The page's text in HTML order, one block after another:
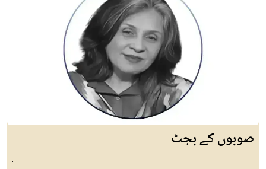
صوبوں کے بجٹ
.